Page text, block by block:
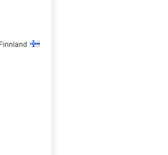
Finnland